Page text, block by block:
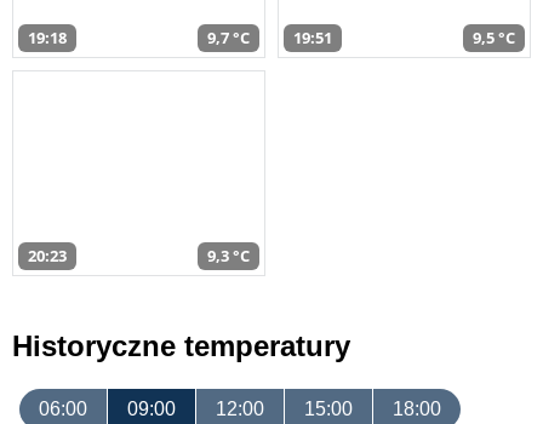
19:18 9,7 °C 19:51 9,5 °C
20:23 9,3 °C
Historyczne temperatury
06:00 09:00 12:00 15:00 18:00